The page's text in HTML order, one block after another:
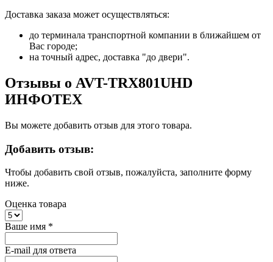
Доставка заказа может осуществляться:
до терминала транспортной компании в ближайшем от
Вас городе;
на точный адрес, доставка "до двери".
Отзывы о AVT-TRX801UHD
ИНФОТЕХ
Вы можете добавить отзыв для этого товара.
Добавить отзыв:
Чтобы добавить свой отзыв, пожалуйста, заполните форму
ниже.
Оценка товара
Ваше имя *
E-mail для ответа